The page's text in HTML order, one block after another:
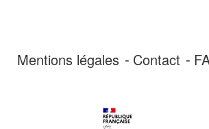
Mentions légales Contact